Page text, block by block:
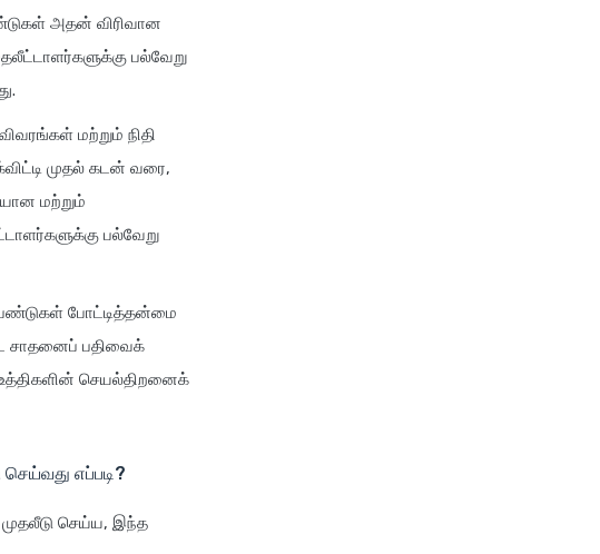
அதன் விரிவான
பல்வேறு
மற்றும் நிதி
முதல் கடன் வரை,
மற்றும்
பல்வேறு
போட்டித்தன்மை
சாதனைப் பதிவைக்
செயல்திறனைக்
எப்படி?
முதலீடு செய்ய, இந்த